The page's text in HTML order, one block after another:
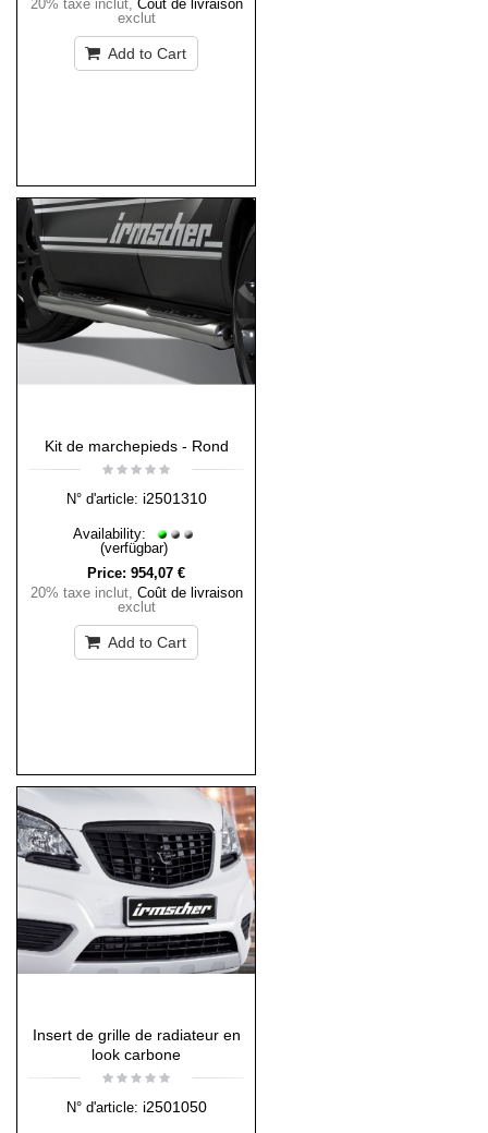
20% taxe inclut, Coût de livraison
exclut
Add to Cart
Kit de marchepieds - Rond
N° d'article: i2501310
Availability:
(verfügbar)
Price: 954,07 €
20% taxe inclut, Coût de livraison
exclut
Add to Cart
Insert de grille de radiateur en
look carbone
N° d'article: i2501050